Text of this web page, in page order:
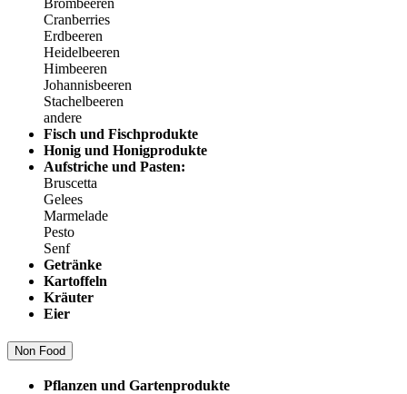
Brombeeren
Cranberries
Erdbeeren
Heidelbeeren
Himbeeren
Johannisbeeren
Stachelbeeren
andere
Fisch und Fischprodukte
Honig und Honigprodukte
Aufstriche und Pasten:
Bruscetta
Gelees
Marmelade
Pesto
Senf
Getränke
Kartoffeln
Kräuter
Eier
Non Food
Pflanzen und Gartenprodukte